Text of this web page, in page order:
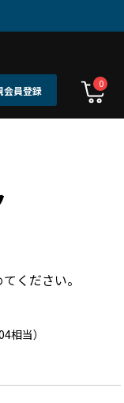
会員登録
0
ください。
相当）